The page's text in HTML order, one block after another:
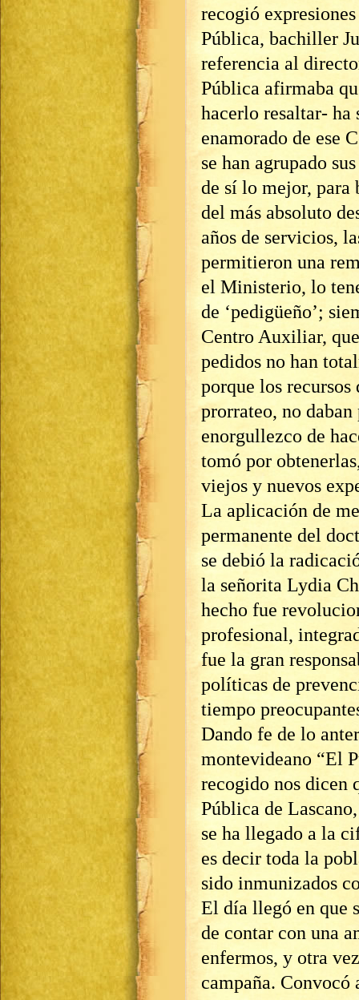
recogió
Pública, bachiller
referencia al
Pública afirmaba
hacerlo resaltar- ha
enamorado de ese
se han agrupado
de sí lo mejor, para
del más absoluto
años de servicios,
permitieron una
el Ministerio, lo
de ‘pedigüeño’;
Centro Auxiliar,
pedidos no han
porque los
prorrateo, no daban
enorgullezco de
tomó por
viejos y nuevos
La aplicación de
permanente del
se debió la
la señorita Lydia
hecho fue
profesional,
fue la gran
políticas de
tiempo
Dando fe de lo
montevideano “El
recogido nos dicen
Pública de
se ha llegado a la
es decir toda la
sido inmunizados
El día llegó en que
de contar con una
enfermos, y otra
campaña. Convocó